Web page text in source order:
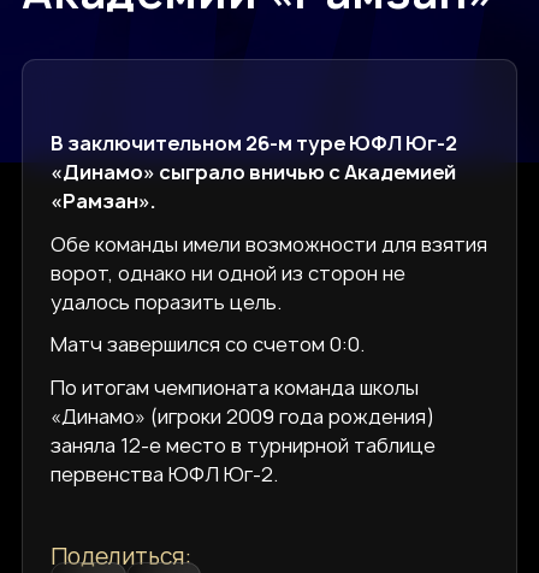
В заключительном 26-м туре ЮФЛ Юг-2
«Динамо» сыграло вничью с Академией
«Рамзан».
Обе команды имели возможности для взятия
ворот, однако ни одной из сторон не
удалось поразить цель.
Матч завершился со счетом 0:0.
По итогам чемпионата команда школы
«Динамо» (игроки 2009 года рождения)
заняла 12-е место в турнирной таблице
первенства ЮФЛ Юг-2.
Поделиться: